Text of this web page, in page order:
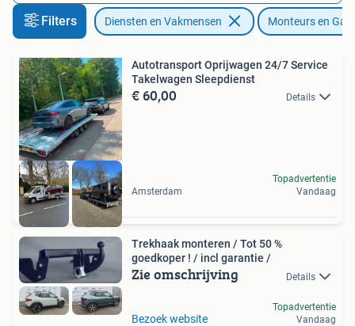
Filters Diensten en Vakmensen Monteurs en
Autotransport Oprijwagen 24/7 Service
Takelwagen Sleepdienst
€ 60,00 Details
Amsterdam
Topadvertentie
Vandaag
Trekhaak monteren / Tot 50 %
goedkoper ! / incl garantie /
Zie omschrijving Details
Bezoek website
Topadvertentie
Vandaag